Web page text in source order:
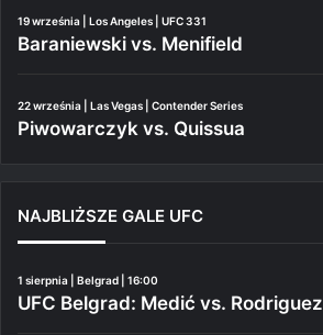
19 września | Los Angeles | UFC 331
Baraniewski vs. Menifield
22 września | Las Vegas | Contender Series
Piwowarczyk vs. Quissua
NAJBLIŻSZE GALE UFC
1 sierpnia | Belgrad | 16:00
UFC Belgrad: Medić vs. Rodriguez